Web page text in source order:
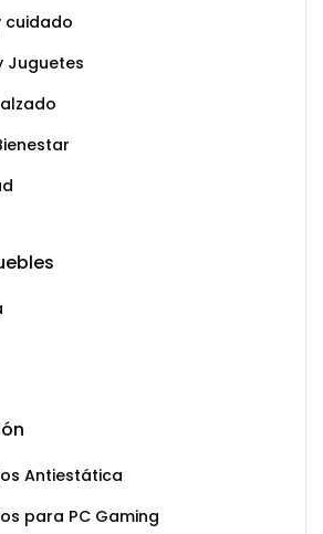
cuidado
Juguetes
Antiestática
para PC Gaming